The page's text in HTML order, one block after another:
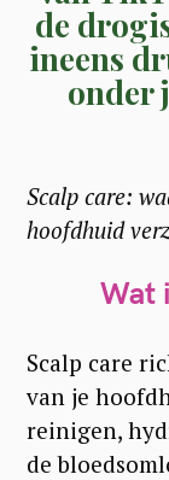
de
ineens
onder
Scalp care:
hoofdhuid
Wat
Scalp care
van je
reinigen,
de